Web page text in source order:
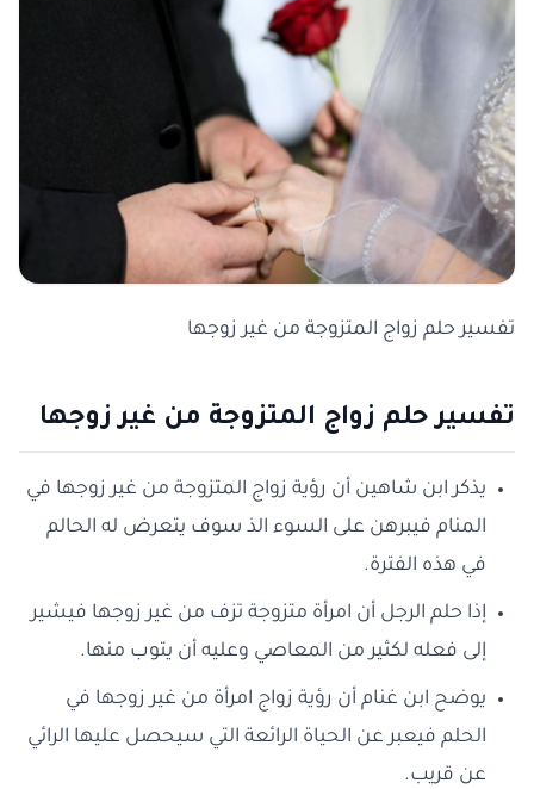
تفسير حلم زواج المتزوجة من غير زوجها
تفسير حلم زواج المتزوجة من غير زوجها
يذكر ابن شاهين أن رؤية زواج المتزوجة من غير زوجها في
المنام فيبرهن على السوء الذ سوف يتعرض له الحالم
في هذه الفترة.
إذا حلم الرجل أن امرأة متزوجة تزف من غير زوجها فيشير
إلى فعله لكثير من المعاصي وعليه أن يتوب منها.
يوضح ابن غنام أن رؤية زواج امرأة من غير زوجها في
الحلم فيعبر عن الحياة الرائعة التي سيحصل عليها الرائي
عن قريب.